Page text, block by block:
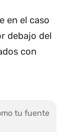
en el caso
debajo del
con
tu fuente